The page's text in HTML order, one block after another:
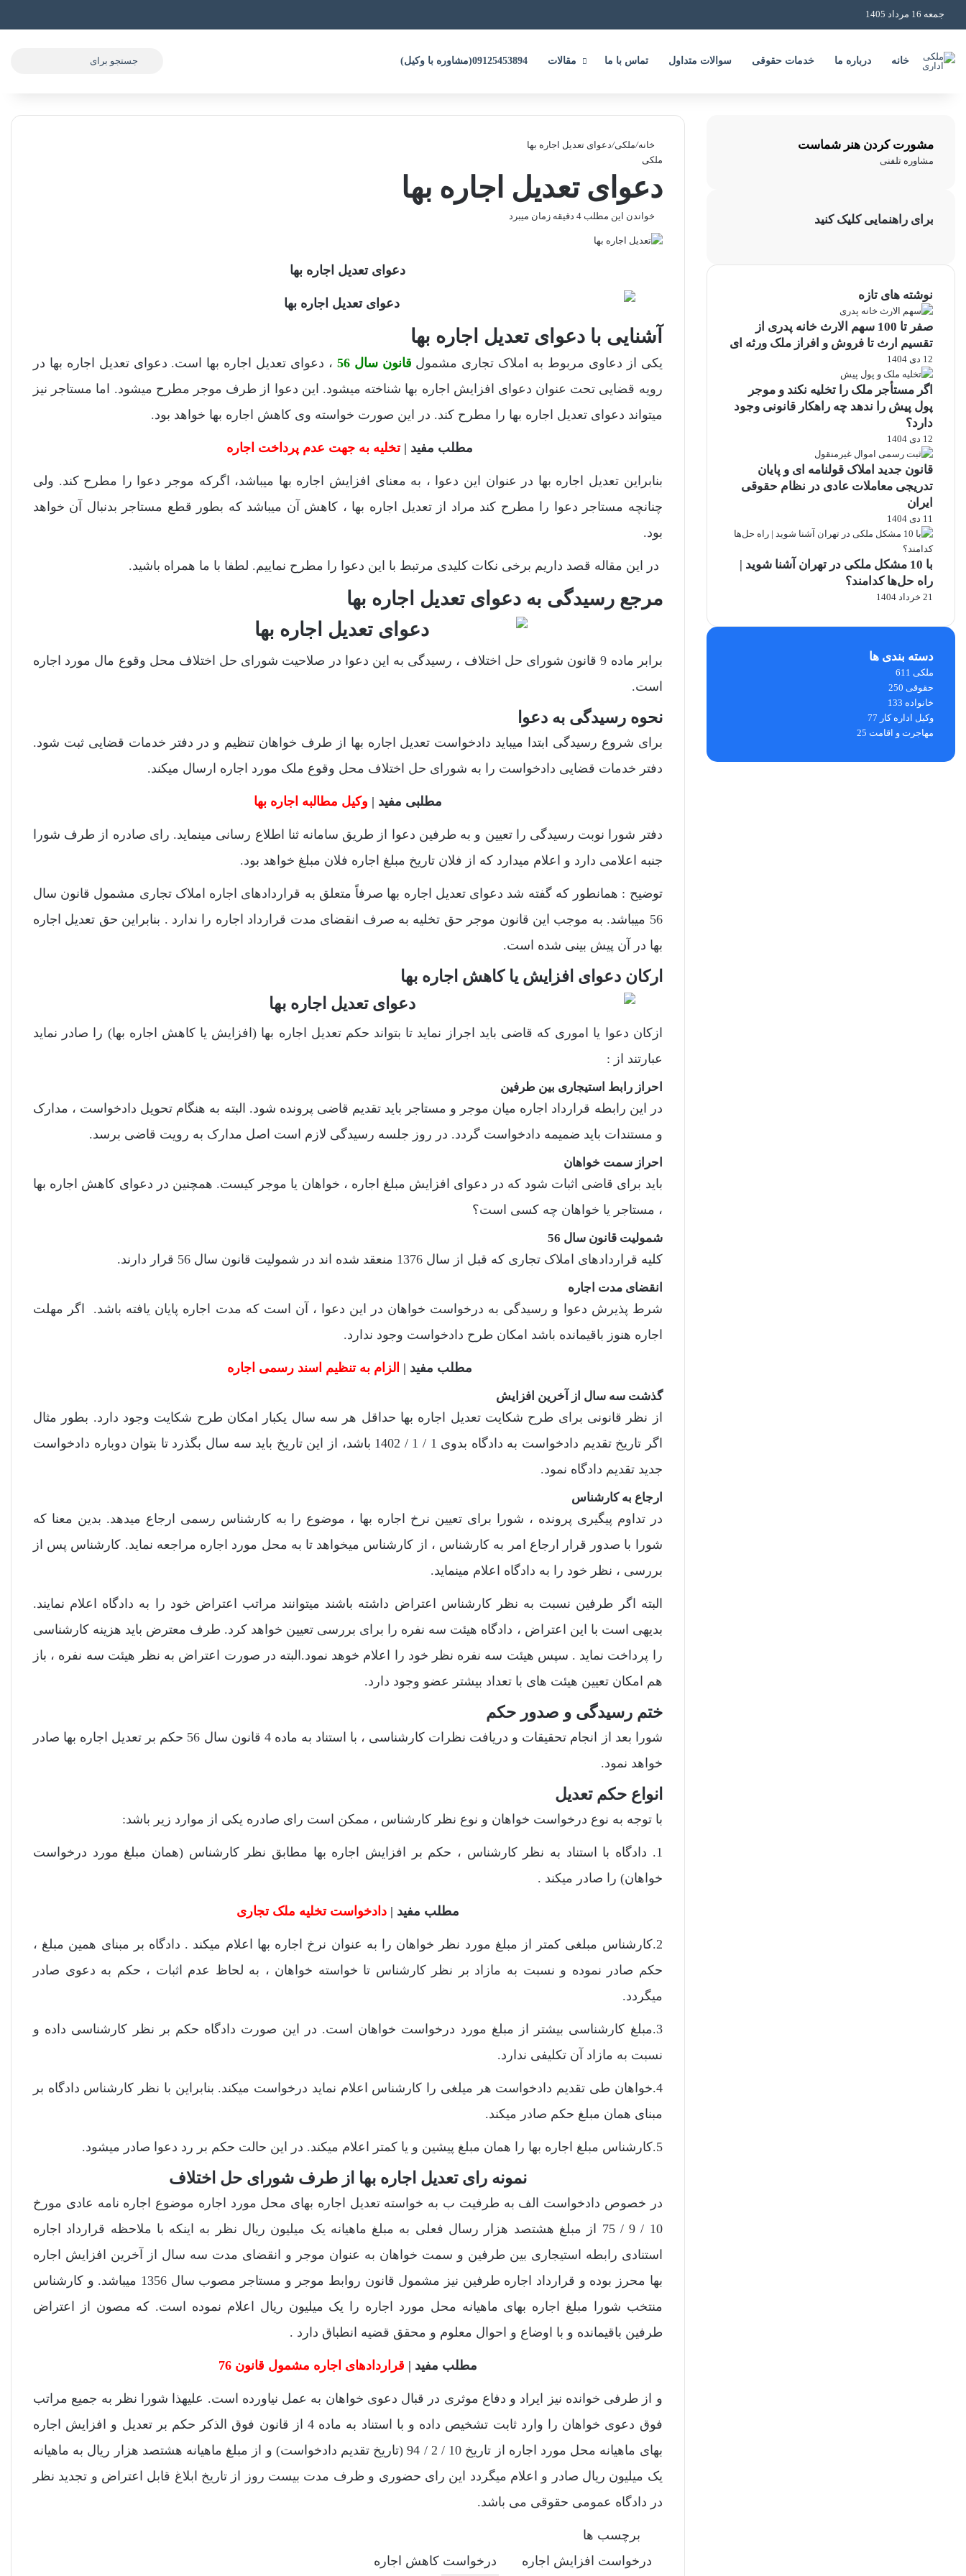
جمعه 16 مرداد 1405
خانه درباره ما خدمات حقوقی سوالات متداول تماس با ما مقالات 09125453894(مشاوره با وکیل) جستجو
خانه/ملکی/دعوای تعدیل اجاره بها
ملکی
دعوای تعدیل اجاره بها
خواندن این مطلب 4 دقیقه زمان میبرد
دعوای تعدیل اجاره بها
آشنایی با دعوای تعدیل اجاره بها
یکی از دعاوی مربوط به املاک تجاری مشمول قانون سال 56
، دعوای تعدیل اجاره بها است. دعوای تعدیل اجاره بها در
رویه قضایی تحت عنوان دعوای افزایش اجاره بها شناخته میشود. این دعوا از طرف موجر مطرح میشود. اما مستاجر نیز
میتواند دعوای تعدیل اجاره بها را مطرح کند. در این صورت خواسته وی کاهش اجاره بها خواهد بود.
مطلب مفید |تخلیه به جهت عدم پرداخت اجاره
بنابراین تعدیل اجاره بها در عنوان این دعوا ، به معنای افزایش اجاره بها میباشد، اگرکه موجر دعوا را مطرح کند. ولی
چنانچه مستاجر دعوا را مطرح کند مراد از تعدیل اجاره بها ، کاهش آن میباشد که بطور قطع مستاجر بدنبال آن خواهد
بود.
در این مقاله قصد داریم برخی نکات کلیدی مرتبط با این دعوا را مطرح نماییم. لطفا با ما همراه باشید.
مرجع رسیدگی به دعوای تعدیل اجاره بها
برابر ماده 9 قانون شورای حل اختلاف ، رسیدگی به این دعوا در صلاحیت شورای حل اختلاف محل وقوع مال مورد اجاره
است.
نحوه رسیدگی به دعوا
برای شروع رسیدگی ابتدا میباید دادخواست تعدیل اجاره بها از طرف خواهان تنظیم و در دفتر خدمات قضایی ثبت شود.
دفتر خدمات قضایی دادخواست را به شورای حل اختلاف محل وقوع ملک مورد اجاره ارسال میکند.
مطلبی مفید | وکیل مطالبه اجاره بها
دفتر شورا نوبت رسیدگی را تعیین و به طرفین دعوا از طریق سامانه ثنا اطلاع رسانی مینماید. رای صادره از طرف شورا
جنبه اعلامی دارد و اعلام میدارد که از فلان تاریخ مبلغ اجاره فلان مبلغ خواهد بود.
توضیح : همانطور که گفته شد دعوای تعدیل اجاره بها صرفاً متعلق به قراردادهای اجاره املاک تجاری مشمول قانون سال
56 میباشد. به موجب این قانون موجر حق تخلیه به صرف انقضای مدت قرارداد اجاره را ندارد . بنابراین حق تعدیل اجاره
بها در آن پیش بینی شده است.
ارکان دعوای افزایش یا کاهش اجاره بها
ازکان دعوا یا اموری که قاضی باید اجراز نماید تا بتواند حکم تعدیل اجاره بها (افزایش یا کاهش اجاره بها) را صادر نماید
عبارتند از :
احراز رابط استیجاری بین طرفین
در این رابطه قرارداد اجاره میان موجر و مستاجر باید تقدیم قاضی پرونده شود. البته به هنگام تحویل دادخواست ، مدارک
و مستندات باید ضمیمه دادخواست گردد. در روز جلسه رسیدگی لازم است اصل مدارک به رویت قاضی برسد.
احراز سمت خواهان
باید برای قاضی اثبات شود که در دعوای افزایش مبلغ اجاره ، خواهان یا موجر کیست. همچنین در دعوای کاهش اجاره بها
، مستاجر یا خواهان چه کسی است؟
شمولیت قانون سال 56
کلیه قراردادهای املاک تجاری که قبل از سال 1376 منعقد شده اند در شمولیت قانون سال 56 قرار دارند.
انقضای مدت اجاره
شرط پذیرش دعوا و رسیدگی به درخواست خواهان در این دعوا ، آن است که مدت اجاره پایان یافته باشد. اگر مهلت
اجاره هنوز باقیمانده باشد امکان طرح دادخواست وجود ندارد.
مطلب مفید | الزام به تنظیم اسند رسمی اجاره
گذشت سه سال از آخرین افزایش
از نظر قانونی برای طرح شکایت تعدیل اجاره بها حداقل هر سه سال یکبار امکان طرح شکایت وجود دارد. بطور مثال
اگر تاریخ تقدیم دادخواست به دادگاه بدوی 1 / 1 / 1402 باشد، از این تاریخ باید سه سال بگذرد تا بتوان دوباره دادخواست
جدید تقدیم دادگاه نمود.
ارجاع به کارشناس
در تداوم پیگیری پرونده ، شورا برای تعیین نرخ اجاره بها ، موضوع را به کارشناس رسمی ارجاع میدهد. بدین معنا که
شورا با صدور قرار ارجاع امر به کارشناس ، از کارشناس میخواهد تا به محل مورد اجاره مراجعه نماید. کارشناس پس از
بررسی ، نظر خود را به دادگاه اعلام مینماید.
البته اگر طرفین نسبت به نظر کارشناس اعتراض داشته باشند میتوانند مراتب اعتراض خود را به دادگاه اعلام نمایند.
بدیهی است با این اعتراض ، دادگاه هیئت سه نفره را برای بررسی تعیین خواهد کرد. طرف معترض باید هزینه کارشناسی
را پرداخت نماید . سپس هیئت سه نفره نظر خود را اعلام خوهد نمود.البته در صورت اعتراض به نظر هیئت سه نفره ، باز
هم امکان تعیین هیئت های با تعداد بیشتر عضو وجود دارد.
ختم رسیدگی و صدور حکم
شورا بعد از انجام تحقیقات و دریافت نظرات کارشناسی ، با استناد به ماده 4 قانون سال 56 حکم بر تعدیل اجاره بها صادر
خواهد نمود.
انواع حکم تعدیل
با توجه به نوع درخواست خواهان و نوع نظر کارشناس ، ممکن است رای صادره یکی از موارد زیر باشد:
1. دادگاه با استناد به نظر کارشناس ، حکم بر افزایش اجاره بها مطابق نظر کارشناس (همان مبلغ مورد درخواست
خواهان) را صادر میکند .
مطلب مفید |دادخواست تخلیه ملک تجاری
2.کارشناس مبلغی کمتر از مبلغ مورد نظر خواهان را به عنوان نرخ اجاره بها اعلام میکند . دادگاه بر مبنای همین مبلغ ،
حکم صادر نموده و نسبت به مازاد بر نظر کارشناس تا خواسته خواهان ، به لحاظ عدم اثبات ، حکم به دعوی صادر
میگردد.
3.مبلغ کارشناسی بیشتر از مبلغ مورد درخواست خواهان است. در این صورت دادگاه حکم بر نظر کارشناسی داده و
نسبت به مازاد آن تکلیفی ندارد.
4.خواهان طی تقدیم دادخواست هر میلغی را کارشناس اعلام نماید درخواست میکند. بنابراین با نظر کارشناس دادگاه بر
مبنای همان مبلغ حکم صادر میکند.
5.کارشناس مبلغ اجاره بها را همان مبلغ پیشین و یا کمتر اعلام میکند. در این حالت حکم بر رد دعوا صادر میشود.
نمونه رای تعدیل اجاره بها از طرف شورای حل اختلاف
در خصوص دادخواست الف به طرفیت ب به خواسته تعدیل اجاره بهای محل مورد اجاره موضوع اجاره نامه عادی مورخ
10 / 9 / 75 از مبلغ هشتصد هزار رسال فعلی به مبلغ ماهیانه یک میلیون ریال نظر به اینکه با ملاحظه قرارداد اجاره
استنادی رابطه استیجاری بین طرفین و سمت خواهان به عنوان موجر و انقضای مدت سه سال از آخرین افزایش اجاره
بها محرز بوده و قرارداد اجاره طرفین نیز مشمول قانون روابط موجر و مستاجر مصوب سال 1356 میباشد. و کارشناس
منتخب شورا مبلغ اجاره بهای ماهیانه محل مورد اجاره را یک میلیون ریال اعلام نموده است. که مصون از اعتراض
طرفین باقیمانده و با اوضاع و احوال معلوم و محقق قضیه انطباق دارد .
مطلب مفید | قراردادهای اجاره مشمول قانون 76
و از طرفی خوانده نیز ایراد و دفاع موثری در قبال دعوی خواهان به عمل نیاورده است. علیهذا شورا نظر به جمیع مراتب
فوق دعوی خواهان را وارد ثابت تشخیص داده و با استناد به ماده 4 از قانون فوق الذکر حکم بر تعدیل و افزایش اجاره
بهای ماهیانه محل مورد اجاره از تاریخ 10 / 2 / 94 (تاریخ تقدیم دادخواست) و از مبلغ ماهیانه هشتصد هزار ریال به ماهیانه
یک میلیون ریال صادر و اعلام میگردد این رای حضوری و ظرف مدت بیست روز از تاریخ ابلاغ قابل اعتراض و تجدید نظر
در دادگاه عمومی حقوقی می باشد.
برچسب ها
درخواست افزایش اجاره
درخواست کاهش اجاره
مشورت کردن هنر شماست
مشاوره تلفنی
برای راهنمایی کلیک کنید
نوشته های تازه
صفر تا 100 سهم الارث خانه پدری از
تقسیم ارث تا فروش و افراز ملک ورثه ای
12 دی 1404
اگر مستأجر ملک را تخلیه نکند و موجر
پول پیش را ندهد چه راهکار قانونی وجود
دارد؟
12 دی 1404
قانون جدید املاک قولنامه ای و پایان
تدریجی معاملات عادی در نظام حقوقی
ایران
11 دی 1404
با 10 مشکل ملکی در تهران آشنا شوید |
راه حل‌ها کدامند؟
21 خرداد 1404
دسته بندی ها
ملکی 611
حقوقی 250
خانواده 133
وکیل اداره کار 77
مهاجرت و اقامت 25